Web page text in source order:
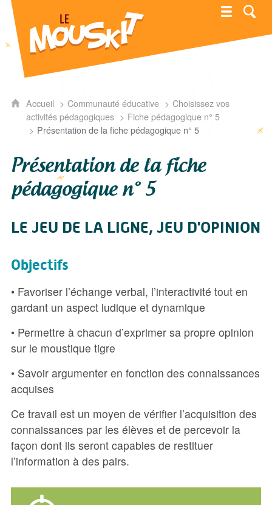
Accueil Communauté éducative
Choisissez vos
activités pédagogiques
Fiche pédagogique n° 5
Présentation de la fiche pédagogique n° 5
Présentation de la fiche
pédagogique n° 5
LE JEU DE LA LIGNE, JEU D'OPINION
Objectifs
• Favoriser l’échange verbal, l’interactivité tout en
gardant un aspect ludique et dynamique
• Permettre à chacun d’exprimer sa propre opinion
sur le moustique tigre
• Savoir argumenter en fonction des connaissances
acquises
Ce travail est un moyen de vérifier l’acquisition des
connaissances par les élèves et de percevoir la
façon dont ils seront capables de restituer
l’information à des pairs.